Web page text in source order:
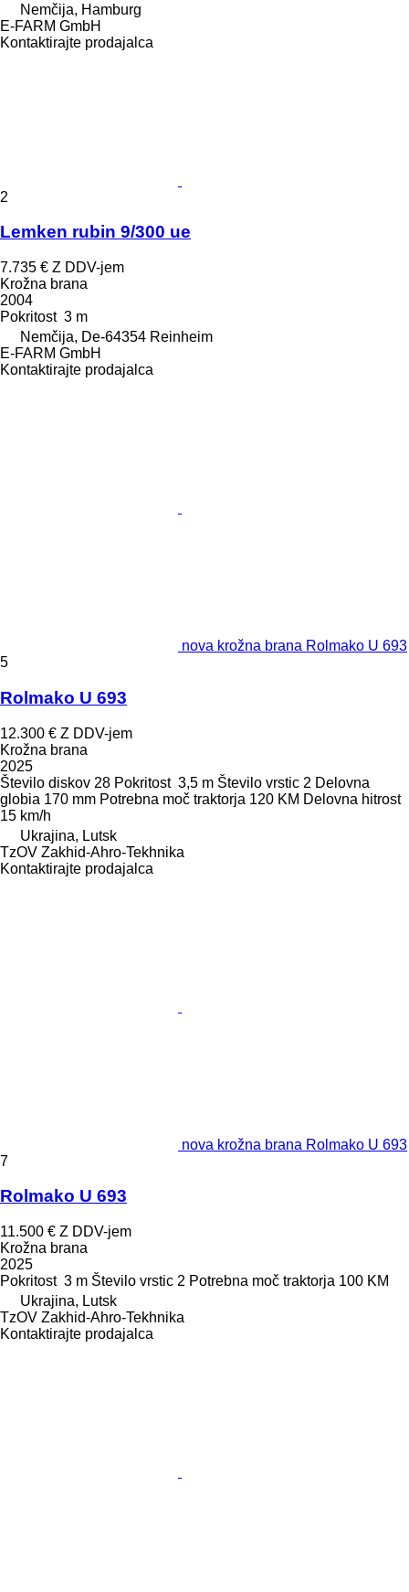
Nemčija, Hamburg
E-FARM GmbH
Kontaktirajte prodajalca
2
Lemken rubin 9/300 ue
7.735 € Z DDV-jem
Krožna brana
2004
Pokritost 3 m
Nemčija, De-64354 Reinheim
E-FARM GmbH
Kontaktirajte prodajalca
nova krožna brana Rolmako U 693
5
Rolmako U 693
12.300 € Z DDV-jem
Krožna brana
2025
Število diskov 28 Pokritost 3,5 m Število vrstic 2 Delovna
globia 170 mm Potrebna moč traktorja 120 KM Delovna hitrost
15 km/h
Ukrajina, Lutsk
TzOV Zakhid-Ahro-Tekhnika
Kontaktirajte prodajalca
nova krožna brana Rolmako U 693
7
Rolmako U 693
11.500 € Z DDV-jem
Krožna brana
2025
Pokritost 3 m Število vrstic 2 Potrebna moč traktorja 100 KM
Ukrajina, Lutsk
TzOV Zakhid-Ahro-Tekhnika
Kontaktirajte prodajalca